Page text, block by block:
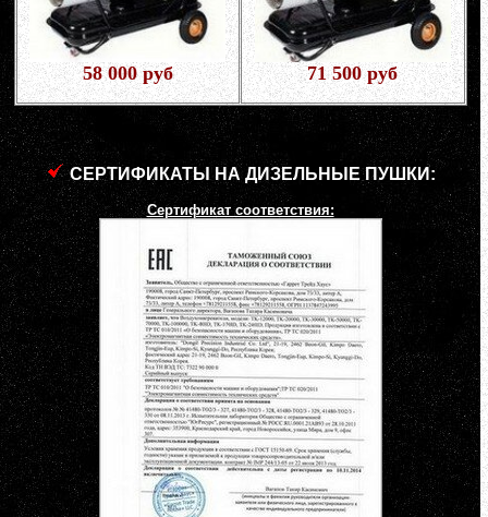
58 000 руб 71 500 руб
СЕРТИФИКАТЫ НА ДИЗЕЛЬНЫЕ ПУШКИ:
Сертификат соответствия: